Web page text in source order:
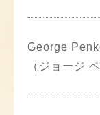
George
（ジョージ